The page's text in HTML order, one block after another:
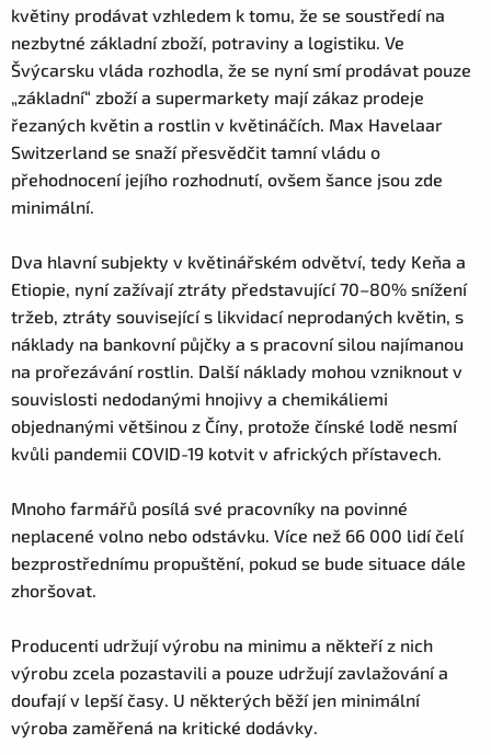
květiny prodávat vzhledem k tomu, že se soustředí na
nezbytné základní zboží, potraviny a logistiku. Ve
Švýcarsku vláda rozhodla, že se nyní smí prodávat pouze
„základní“ zboží a supermarkety mají zákaz prodeje
řezaných květin a rostlin v květináčích. Max Havelaar
Switzerland se snaží přesvědčit tamní vládu o
přehodnocení jejího rozhodnutí, ovšem šance jsou zde
minimální.
Dva hlavní subjekty v květinářském odvětví, tedy Keňa a
Etiopie, nyní zažívají ztráty představující 70–80% snížení
tržeb, ztráty související s likvidací neprodaných květin, s
náklady na bankovní půjčky a s pracovní silou najímanou
na prořezávání rostlin. Další náklady mohou vzniknout v
souvislosti nedodanými hnojivy a chemikáliemi
objednanými většinou z Číny, protože čínské lodě nesmí
kvůli pandemii COVID-19 kotvit v afrických přístavech.
Mnoho farmářů posílá své pracovníky na povinné
neplacené volno nebo odstávku. Více než 66 000 lidí čelí
bezprostřednímu propuštění, pokud se bude situace dále
zhoršovat.
Producenti udržují výrobu na minimu a někteří z nich
výrobu zcela pozastavili a pouze udržují zavlažování a
doufají v lepší časy. U některých běží jen minimální
výroba zaměřená na kritické dodávky.